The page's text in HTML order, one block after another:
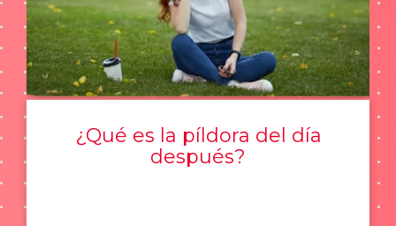
¿Qué es la píldora del día
después?